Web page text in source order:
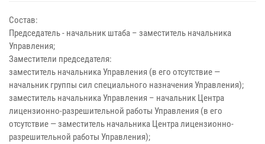
Состав:
Председатель - начальник штаба – заместитель начальника
Управления;
Заместители председателя:
заместитель начальника Управления (в его отсутствие —
начальник группы сил специального назначения Управления);
заместитель начальника Управления – начальник Центра
лицензионно-разрешительной работы Управления (в его
отсутствие — заместитель начальника Центра лицензионно-
разрешительной работы Управления);